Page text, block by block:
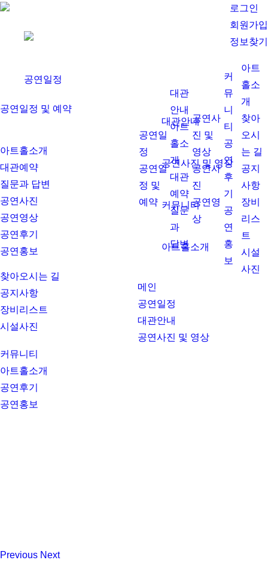
로그인
회원가입
정보찾기
공연일정
공연일정 및 예약
대관안내
아트홀소개
대관예약
질문과 답변
공연사진 및 영상
공연사진
공연영상
커뮤니티
공연후기
공연홍보
아트홀소개
찾아오시는 길
공지사항
장비리스트
시설사진
공연일
정
공연일
정 및
예약
대관
안내
아트
홀소
개
대관
예약
질문
과
답변
공연사
진 및
영상
공연사
진
공연영
상
커
뮤
니
티
공
연
후
기
공
연
홍
보
아트
홀소
개
찾아
오시
는 길
공지
사항
장비
리스
트
시설
사진
메인
공연일정
대관안내
공연사진 및 영상
커뮤니티
아트홀소개
공연후기
공연홍보
Previous Next